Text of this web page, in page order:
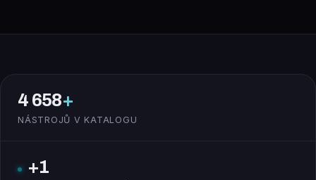
4 658+
NÁSTROJŮ V KATALOGU
+1